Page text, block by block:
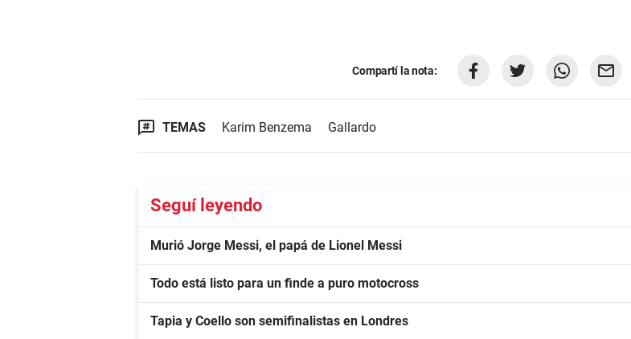
Compartí la nota:
TEMAS Karim Benzema Gallardo
Seguí leyendo
Murió Jorge Messi, el papá de Lionel Messi
Todo está listo para un finde a puro motocross
Tapia y Coello son semifinalistas en Londres